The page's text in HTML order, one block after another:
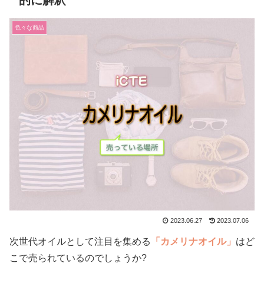
色々な商品
2023.06.27 2023.07.06
次世代オイルとして注目を集める 「カメリナオイル」 はど
こで売られているのでしょうか?